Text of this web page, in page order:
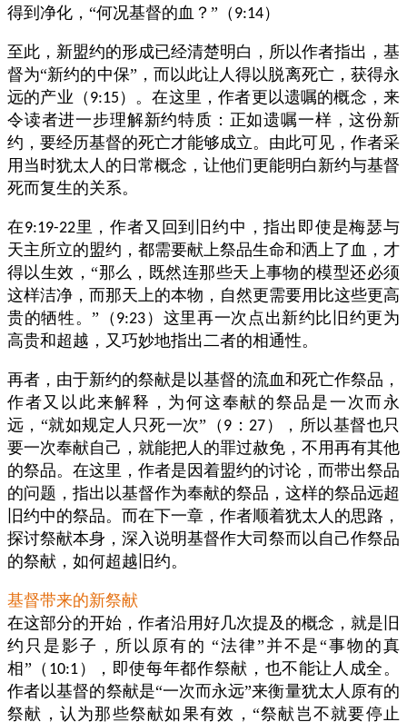
得到净化，“何况基督的血？”（ 9:14）
至此，新盟约的形成已经清楚明白，所以作者指出，基
督为“新约的中保”，而以此让人得以脱离死亡，获得永
远的产业（ 9:15 ）。在这里，作者更以遗嘱的概念，来
令读者进一步理解新约特质：正如遗嘱一样，这份新
约，要经历基督的死亡才能够成立。由此可见，作者采
用当时犹太人的日常概念，让他们更能明白新约与基督
死而复生的关系。
在9:19-22里，作者又回到旧约中，指出即使是梅瑟与
天主所立的盟约，都需要献上祭品生命和洒上了血，才
得以生效，“那么，既然连那些天上事物的模型还必须
这样洁净，而那天上的本物，自然更需要用比这些更高
贵的牺牲。”（ 9:23 ）这里再一次点出新约比旧约更为
高贵和超越，又巧妙地指出二者的相通性。
再者，由于新约的祭献是以基督的流血和死亡作祭品，
作者又以此来解释，为何这奉献的祭品是一次而永
远，“就如规定人只死一次”（ 9 ：27 ），所以基督也只
要一次奉献自己，就能把人的罪过赦免，不用再有其他
的祭品。在这里，作者是因着盟约的讨论，而带出祭品
的问题，指出以基督作为奉献的祭品，这样的祭品远超
旧约中的祭品。而在下一章，作者顺着犹太人的思路，
探讨祭献本身，深入说明基督作大司祭而以自己作祭品
的祭献，如何超越旧约。
基督带来的新祭献
在这部分的开始，作者沿用好几次提及的概念，就是旧
约只是影子，所以原有的 “法律”并不是“事物的真
相”（ 10:1），即使每年都作祭献，也不能让人成全。
作者以基督的祭献是“一次而永远”来衡量犹太人原有的
祭献，认为那些祭献如果有效，“祭献岂不就要停止